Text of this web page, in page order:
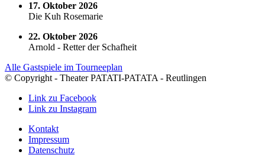
17. Oktober 2026
Die Kuh Rosemarie
22. Oktober 2026
Arnold - Retter der Schafheit
Alle Gastspiele im Tourneeplan
© Copyright - Theater PATATI-PATATA - Reutlingen
Link zu Facebook
Link zu Instagram
Kontakt
Impressum
Datenschutz